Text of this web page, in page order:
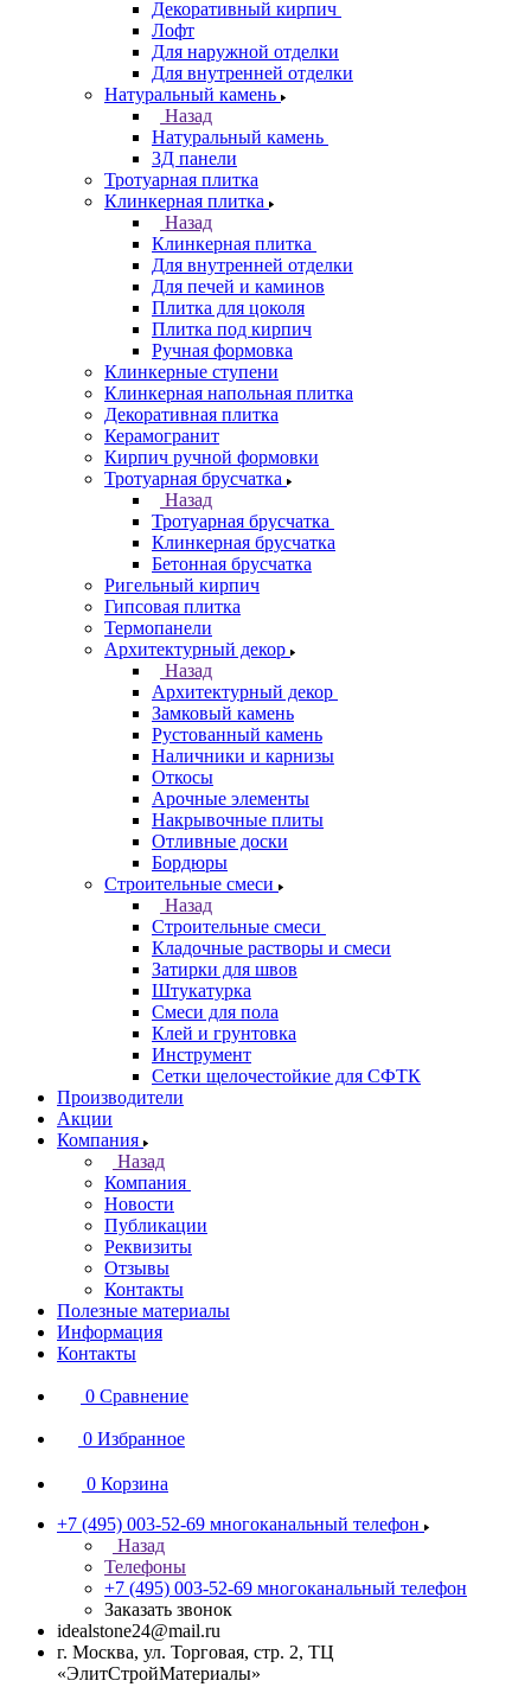
Декоративный кирпич
Лофт
Для наружной отделки
Для внутренней отделки
Натуральный камень
Назад
Натуральный камень
3Д панели
Тротуарная плитка
Клинкерная плитка
Назад
Клинкерная плитка
Для внутренней отделки
Для печей и каминов
Плитка для цоколя
Плитка под кирпич
Ручная формовка
Клинкерные ступени
Клинкерная напольная плитка
Декоративная плитка
Керамогранит
Кирпич ручной формовки
Тротуарная брусчатка
Назад
Тротуарная брусчатка
Клинкерная брусчатка
Бетонная брусчатка
Ригельный кирпич
Гипсовая плитка
Термопанели
Архитектурный декор
Назад
Архитектурный декор
Замковый камень
Рустованный камень
Наличники и карнизы
Откосы
Арочные элементы
Накрывочные плиты
Отливные доски
Бордюры
Строительные смеси
Назад
Строительные смеси
Кладочные растворы и смеси
Затирки для швов
Штукатурка
Смеси для пола
Клей и грунтовка
Инструмент
Сетки щелочестойкие для СФТК
Производители
Акции
Компания
Назад
Компания
Новости
Публикации
Реквизиты
Отзывы
Контакты
Полезные материалы
Информация
Контакты
0 Сравнение
0 Избранное
0 Корзина
+7 (495) 003-52-69 многоканальный телефон
Назад
Телефоны
+7 (495) 003-52-69 многоканальный телефон
Заказать звонок
idealstone24@mail.ru
г. Москва, ул. Торговая, стр. 2, ТЦ
«ЭлитСтройМатериалы»